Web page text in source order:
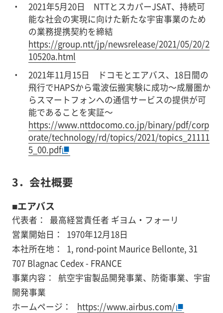
2021年5月20日 NTTとスカパーJSAT、持続可
能な社会の実現に向けた新たな宇宙事業のため
の業務提携契約を締結
https://group.ntt/jp/newsrelease/2021/05/20/2
10520a.html
2021年11月15日 ドコモとエアバス、18日間の
飛行でHAPSから電波伝搬実験に成功～成層圏か
らスマートフォンへの通信サービスの提供が可
能であることを実証～
https://www.nttdocomo.co.jp/binary/pdf/corp
orate/technology/rd/topics/2021/topics_21111
5_00.pdf
3．会社概要
■エアバス
代表者：
最高経営責任者 ギヨム・フォーリ
営業開始日：
1970年12月18日
本社所在地：
1, rond-point Maurice Bellonte, 31
707 Blagnac Cedex - FRANCE
事業内容：
航空宇宙製品開発事業、防衛事業、宇宙
開発事業
ホームページ：
https://www.airbus.com/